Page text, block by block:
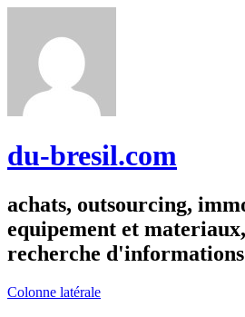
du-bresil.com
achats, outsourcing,
equipement et
recherche d'informations
Colonne latérale